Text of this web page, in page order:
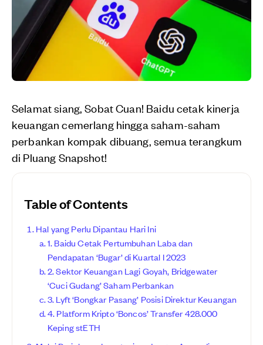
Selamat siang, Sobat Cuan! Baidu cetak kinerja
keuangan cemerlang hingga saham-saham
perbankan kompak dibuang, semua terangkum
di Pluang Snapshot!
Table of Contents
Hal yang Perlu Dipantau Hari Ini
1. Baidu Cetak Pertumbuhan Laba dan
Pendapatan ‘Bugar’ di Kuartal I 2023
2. Sektor Keuangan Lagi Goyah, Bridgewater
‘Cuci Gudang’ Saham Perbankan
3. Lyft ‘Bongkar Pasang’ Posisi Direktur Keuangan
4. Platform Kripto ‘Boncos’ Transfer 428.000
Keping stETH